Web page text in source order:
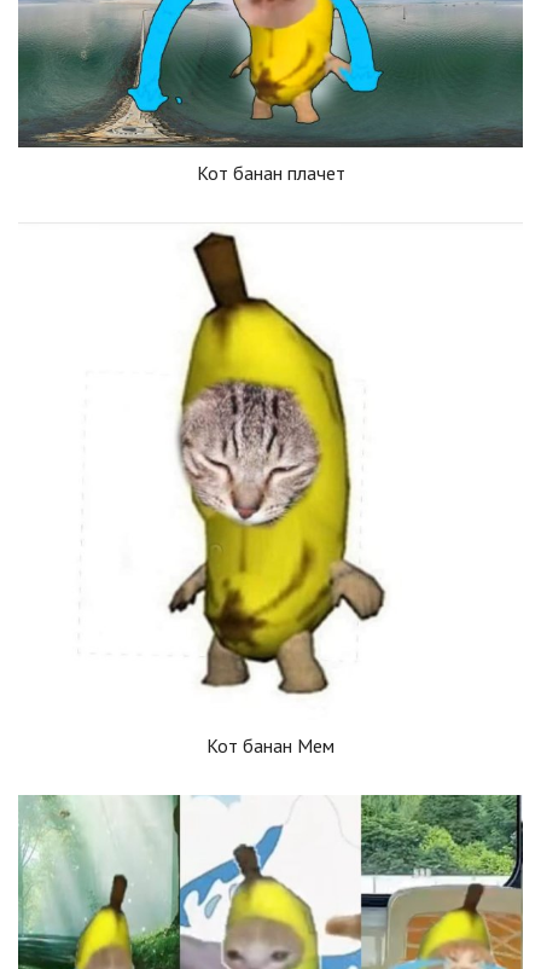
Кот банан плачет
Кот банан Мем